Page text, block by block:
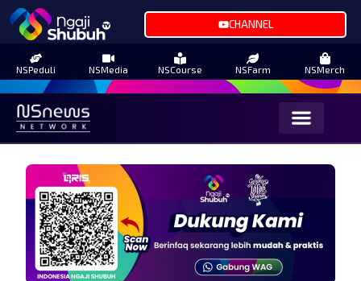
CHANNEL
NSPeduli NSMedia NSCourse NSFarm NSMerch